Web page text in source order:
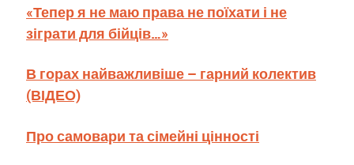
«Тепер я не маю права не поїхати і не
зіграти для бійців…»
В горах найважливіше – гарний колектив
(ВІДЕО)
Про самовари та сімейні цінності